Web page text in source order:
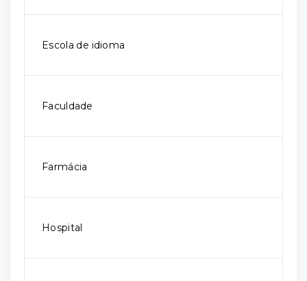
Escola de idioma
Faculdade
Farmácia
Hospital